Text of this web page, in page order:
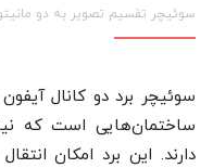
سوئیچر تقسیم تصویر به دو
سوئیچر برد دو کانال
ساختمان‌هایی است که
دارند. این برد امکان